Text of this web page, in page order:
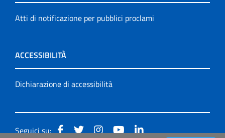
Atti di notificazione per pubblici proclami
ACCESSIBILITÀ
Dichiarazione di accessibilità
Seguici su: